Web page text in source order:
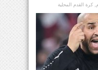
كرة القدم المحلية